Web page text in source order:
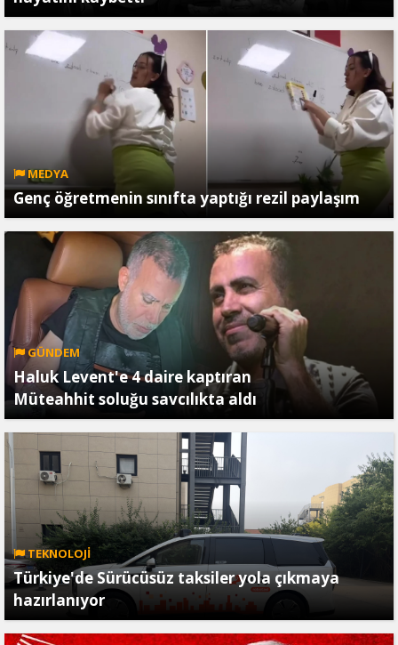
MEDYA
Genç öğretmenin sınıfta yaptığı rezil paylaşım
GÜNDEM
Haluk Levent'e 4 daire kaptıran
Müteahhit soluğu savcılıkta aldı
TEKNOLOJİ
Türkiye'de Sürücüsüz taksiler yola çıkmaya
hazırlanıyor